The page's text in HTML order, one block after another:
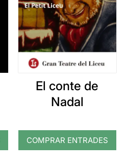
El conte de
Nadal
COMPRAR ENTRADES